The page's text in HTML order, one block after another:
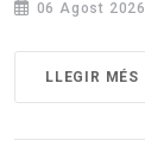
06 Agost 2026
LLEGIR MÉS